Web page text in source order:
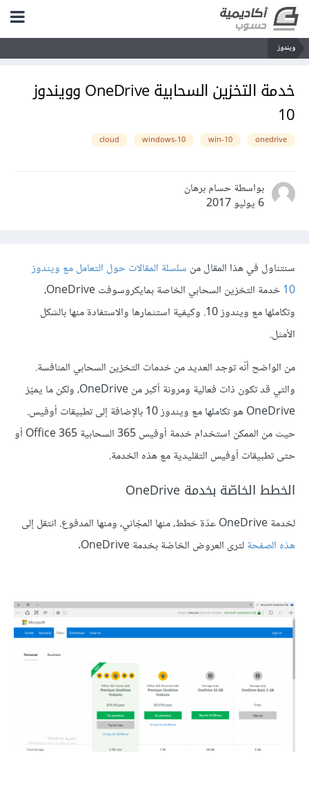
ويندوز
خدمة التخزين السحابية OneDrive وويندوز
10
onedrive
win-10
windows-10
cloud
بواسطة حسام برهان
6 يوليو 2017
سنتناول في هذا المقال من سلسلة المقالات حول التعامل مع ويندوز
10
خدمة التخزين السحابي الخاصة بمايكروسوفت OneDrive،
وتكاملها مع ويندوز 10. وكيفية استثمارها والاستفادة منها بالشكل
الأمثل.
من الواضح أنّه توجد العديد من خدمات التخزين السحابي المنافسة.
والتي قد تكون ذات فعالية ومرونة أكبر من OneDrive، ولكن ما يميّز
OneDrive هو تكاملها مع ويندوز 10 بالإضافة إلى تطبيقات أوفيس.
حيث من الممكن استخدام خدمة أوفيس 365 السحابية Office 365 أو
حتى تطبيقات أوفيس التقليدية مع هذه الخدمة.
الخطط الخاصّة بخدمة OneDrive
لخدمة OneDrive عدّة خطط، منها المجّاني، ومنها المدفوع. انتقل إلى
هذه الصفحةلترى العروض الخاصّة بخدمة OneDrive.